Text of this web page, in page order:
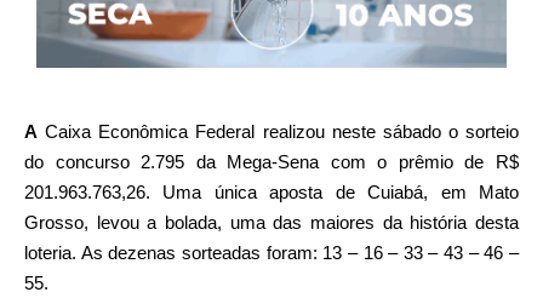
A Caixa Econômica Federal realizou neste sábado o sorteio
do concurso 2.795 da Mega-Sena com o prêmio de R$
201.963.763,26. Uma única aposta de Cuiabá, em Mato
Grosso, levou a bolada, uma das maiores da história desta
loteria. As dezenas sorteadas foram: 13 – 16 – 33 – 43 – 46 –
55.